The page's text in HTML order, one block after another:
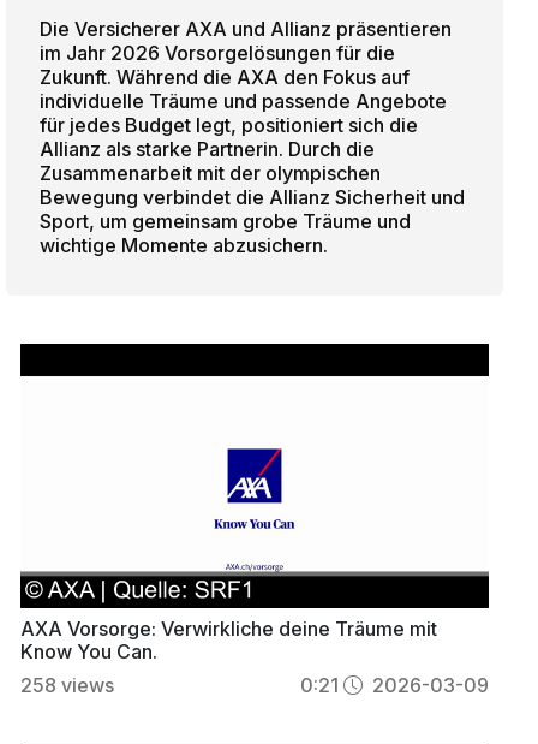
Die Versicherer AXA und Allianz präsentieren
im Jahr 2026 Vorsorgelösungen für die
Zukunft. Während die AXA den Fokus auf
individuelle Träume und passende Angebote
für jedes Budget legt, positioniert sich die
Allianz als starke Partnerin. Durch die
Zusammenarbeit mit der olympischen
Bewegung verbindet die Allianz Sicherheit und
Sport, um gemeinsam grobe Träume und
wichtige Momente abzusichern.
AXA Vorsorge: Verwirkliche deine Träume mit
Know You Can.
258 views 0:21 2026-03-09